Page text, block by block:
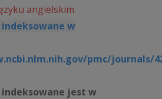
angielskim.
indeksowane w
pmc/journals/
indeksowane jest w